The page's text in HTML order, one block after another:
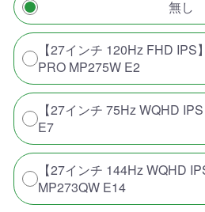
無し
【27インチ 120Hz FHD
PRO MP275W E2
【27インチ 75Hz WQHD
E7
【27インチ 144Hz WQHD
MP273QW E14